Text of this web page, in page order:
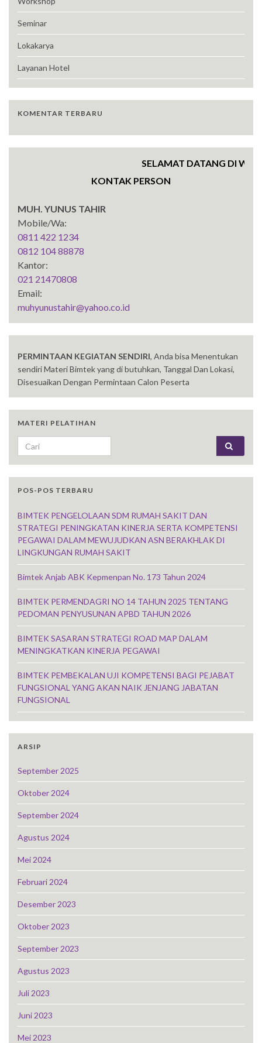
Seminar
Lokakarya
Layanan Hotel
KOMENTAR TERBARU
SELAMAT DATANG DI
KONTAK PERSON
MUH. YUNUS TAHIR
Mobile/Wa:
0811 422 1234
0812 104 88878
Kantor:
021 21470808
Email:
muhyunustahir@yahoo.co.id
PERMINTAAN KEGIATAN SENDIRI, Anda bisa Menentukan
sendiri Materi Bimtek yang di butuhkan, Tanggal Dan Lokasi,
Disesuaikan Dengan Permintaan Calon Peserta
MATERI PELATIHAN
Search for:
POS-POS TERBARU
BIMTEK PENGELOLAAN SDM RUMAH SAKIT DAN
STRATEGI PENINGKATAN KINERJA SERTA KOMPETENSI
PEGAWAI DALAM MEWUJUDKAN ASN BERAKHLAK DI
LINGKUNGAN RUMAH SAKIT
Bimtek Anjab ABK Kepmenpan No. 173 Tahun 2024
BIMTEK PERMENDAGRI NO 14 TAHUN 2025 TENTANG
PEDOMAN PENYUSUNAN APBD TAHUN 2026
BIMTEK SASARAN STRATEGI ROAD MAP DALAM
MENINGKATKAN KINERJA PEGAWAI
BIMTEK PEMBEKALAN UJI KOMPETENSI BAGI PEJABAT
FUNGSIONAL YANG AKAN NAIK JENJANG JABATAN
FUNGSIONAL
ARSIP
September 2025
Oktober 2024
September 2024
Agustus 2024
Mei 2024
Februari 2024
Desember 2023
Oktober 2023
September 2023
Agustus 2023
Juli 2023
Juni 2023
Mei 2023